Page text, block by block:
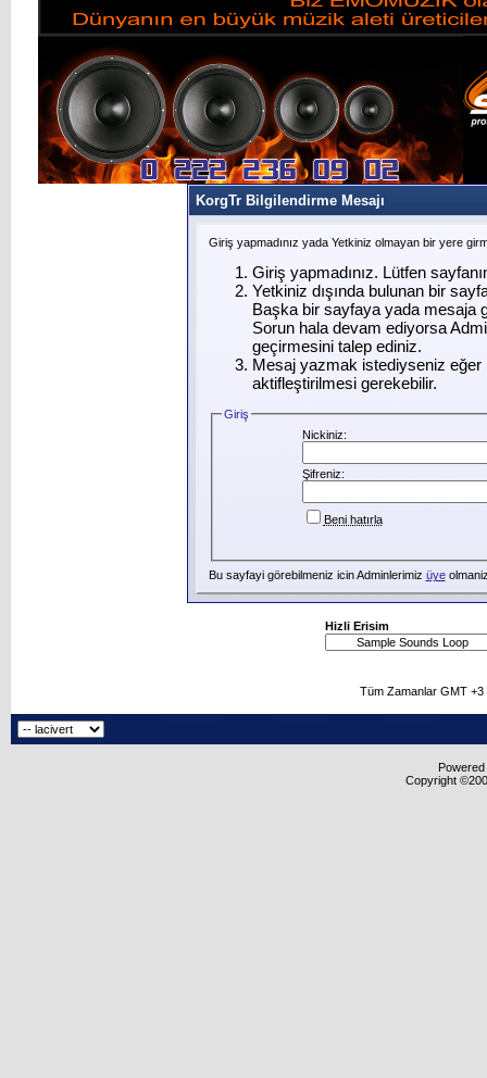
KorgTr Bilgilendirme Mesajı
Giriş yapmadınız yada Yetkiniz olmayan bir yere
Giriş yapmadınız. Lütfen
Yetkiniz dışında bulunan bir
Başka bir sayfaya yada mesaja
Sorun hala devam ediyorsa
geçirmesini talep ediniz.
Mesaj yazmak istediyseniz eğer
aktifleştirilmesi gerekebilir.
Giriş
Nickiniz:
Şifreniz:
Beni hatırla
Bu sayfayi görebilmeniz icin Adminlerimiz üye
Hizli Erisim
Tüm Zamanlar GMT
Copyright